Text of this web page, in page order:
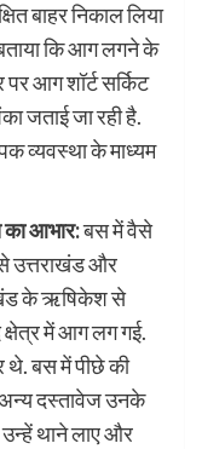
बाहर निकाल लिया
कि आग लगने के
पर आग शॉर्ट सर्किट
जताई जा रही है.
व्यवस्था के माध्यम
का आभार:बस में वैसे
से उत्तराखंड और
के ऋषिकेश से
क्षेत्र में आग लग गई.
थे. बस में पीछे की
दस्तावेज उनके
उन्हें थाने लाए और